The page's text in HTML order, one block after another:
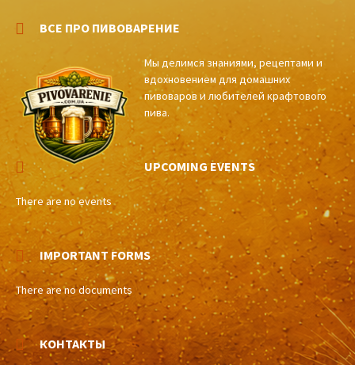
ВСЕ ПРО ПИВОВАРЕНИЕ
Мы делимся знаниями, рецептами и
вдохновением для домашних
пивоваров и любителей крафтового
пива.
UPCOMING EVENTS
There are no events
IMPORTANT FORMS
There are no documents
КОНТАКТЫ